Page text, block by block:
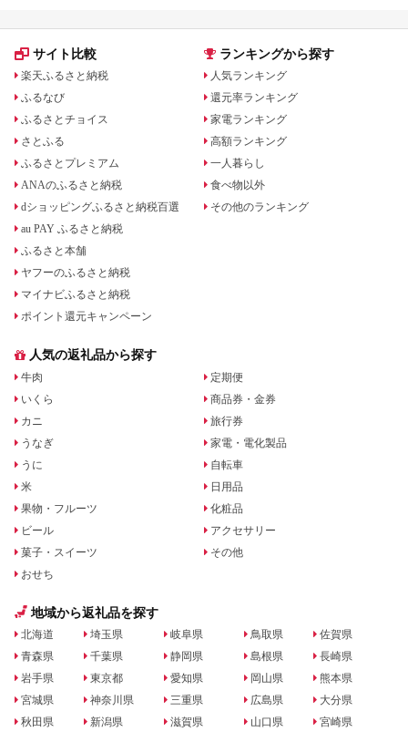
サイト比較
楽天ふるさと納税
ふるなび
ふるさとチョイス
さとふる
ふるさとプレミアム
ANAのふるさと納税
dショッピングふるさと納税百選
au PAY ふるさと納税
ふるさと本舗
ヤフーのふるさと納税
マイナビふるさと納税
ポイント還元キャンペーン
ランキングから探す
人気ランキング
還元率ランキング
家電ランキング
高額ランキング
一人暮らし
食べ物以外
その他のランキング
人気の返礼品から探す
牛肉
いくら
カニ
うなぎ
うに
米
果物・フルーツ
ビール
菓子・スイーツ
おせち
定期便
商品券・金券
旅行券
家電・電化製品
自転車
日用品
化粧品
アクセサリー
その他
地域から返礼品を探す
北海道
青森県
岩手県
宮城県
秋田県
埼玉県
千葉県
東京都
神奈川県
新潟県
岐阜県
静岡県
愛知県
三重県
滋賀県
鳥取県
島根県
岡山県
広島県
山口県
佐賀県
長崎県
熊本県
大分県
宮崎県